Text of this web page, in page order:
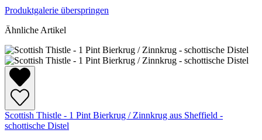
Produktgalerie überspringen
Ähnliche Artikel
Scottish Thistle - 1 Pint Bierkrug / Zinnkrug aus Sheffield -
schottische Distel